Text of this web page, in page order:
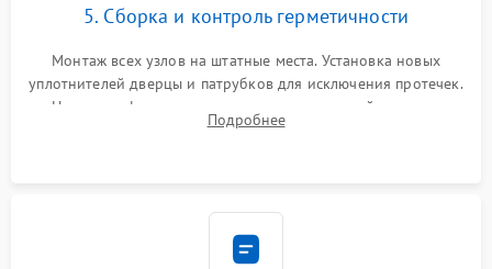
5. Сборка и контроль герметичности
Монтаж всех узлов на штатные места. Установка новых
уплотнителей дверцы и патрубков для исключения протечек.
Надежная фиксация хомутов гидравлической системы,
сборка корпуса и установка датчика поплавка.
Подробнее